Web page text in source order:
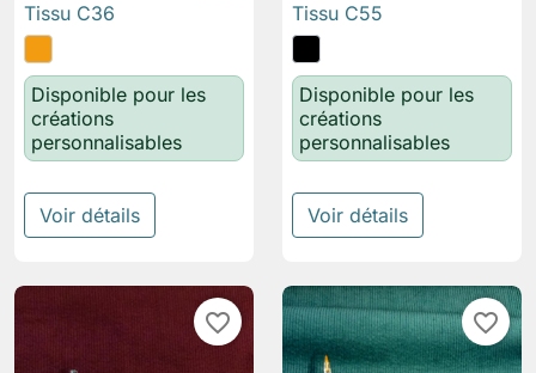
Tissu C36
Disponible pour les
créations
personnalisables
Voir détails
Tissu C55
Disponible pour les
créations
personnalisables
Voir détails
favorite_border favorite_border